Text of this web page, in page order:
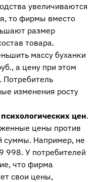
увеличиваются
то фирмы вместо
размер
товара.
массу буханки
а цену при этом
Потребитель
изменения росту
цен.
цены против
суммы. Например, не
998. У потребителей
что фирма
свои цены,